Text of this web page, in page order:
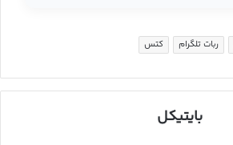
ربات تلگرام کتس
بایتیکل